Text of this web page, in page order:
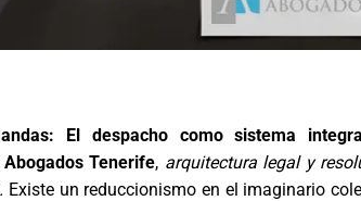
El despacho como sistema
Tenerife, arquitectura legal y
Existe un reduccionismo en el imaginario